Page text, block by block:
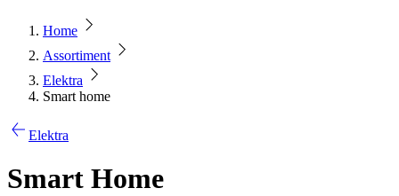
Home
Assortiment
Elektra
Smart home
Elektra
Smart Home